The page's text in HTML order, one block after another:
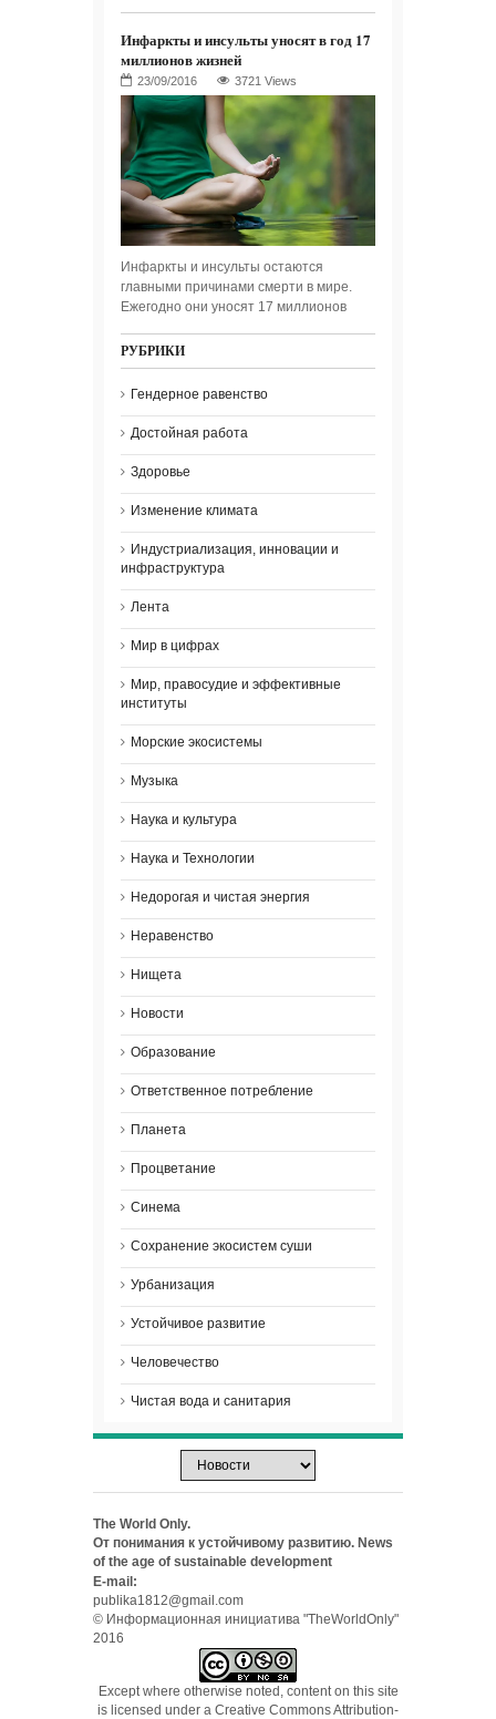
Инфаркты и инсульты уносят в год 17
миллионов жизней
3721 Views
Инфаркты и инсульты остаются
главными причинами смерти в мире.
Ежегодно они уносят 17 миллионов
РУБРИКИ
Гендерное равенство
Достойная работа
Здоровье
Изменение климата
Индустриализация, инновации и
инфраструктура
Лента
Мир в цифрах
Мир, правосудие и эффективные
институты
Морские экосистемы
Музыка
Наука и культура
Наука и Технологии
Недорогая и чистая энергия
Неравенство
Нищета
Новости
Образование
Ответственное потребление
Планета
Процветание
Синема
Сохранение экосистем суши
Урбанизация
Устойчивое развитие
Человечество
Чистая вода и санитария
The World Only.
От понимания к устойчивому развитию. News
of the age of sustainable development
E-mail:
publika1812@gmail.com
© Информационная инициатива "TheWorldOnly"
2016
Except where otherwise noted, content on this site
is licensed under a Creative Commons Attribution-